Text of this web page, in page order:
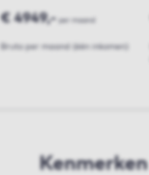
€ 4949,- per maand
Bruto per maand (één inkomen)
Kenmerken